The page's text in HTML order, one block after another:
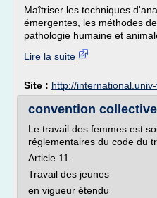
Maîtriser les techniques
émergentes, les méthodes
pathologie humaine et
Lire la suite
Site : http://
convention
Le travail des femmes est
réglementaires du code du
Article 11
Travail des jeunes
en vigueur étendu